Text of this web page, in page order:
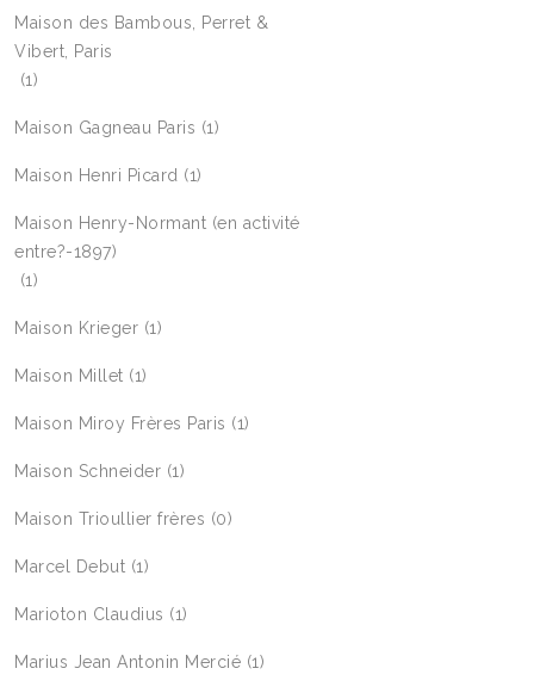
Maison des Bambous, Perret &
Vibert, Paris
(1)
Maison Gagneau Paris (1)
Maison Henri Picard (1)
Maison Henry-Normant (en activité
entre?-1897)
(1)
Maison Krieger (1)
Maison Millet (1)
Maison Miroy Frères Paris (1)
Maison Schneider (1)
Maison Trioullier frères (0)
Marcel Debut (1)
Marioton Claudius (1)
Marius Jean Antonin Mercié (1)